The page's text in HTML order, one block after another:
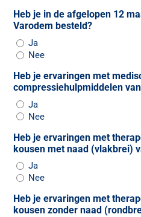
Heb je in de afgelopen 12
Varodem besteld?
Ja
Nee
Heb je ervaringen met
compressiehulpmiddelen
Ja
Nee
Heb je ervaringen met
kousen met naad (vlakbrei)
Ja
Nee
Heb je ervaringen met
kousen zonder naad